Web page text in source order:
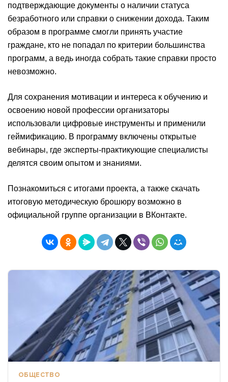
подтверждающие документы о наличии статуса
безработного или справки о снижении дохода. Таким
образом в программе смогли принять участие
граждане, кто не попадал по критерии большинства
программ, а ведь иногда собрать такие справки просто
невозможно.
Для сохранения мотивации и интереса к обучению и
освоению новой профессии организаторы
использовали цифровые инструменты и применили
геймификацию. В программу включены открытые
вебинары, где эксперты-практикующие специалисты
делятся своим опытом и знаниями.
Познакомиться с итогами проекта, а также скачать
итоговую методическую брошюру возможно в
официальной группе организации в ВКонтакте.
ОБЩЕСТВО